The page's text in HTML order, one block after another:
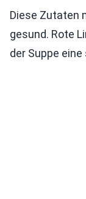
Diese Zutaten
gesund. Rote
der Suppe